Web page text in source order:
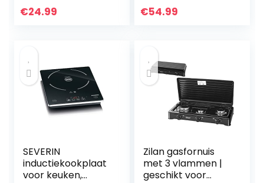
plaat
€24.99 €54.99
SEVERIN
inductiekookplaat
voor keuken,
Zilan gasfornuis
met 3 vlammen |
geschikt voor